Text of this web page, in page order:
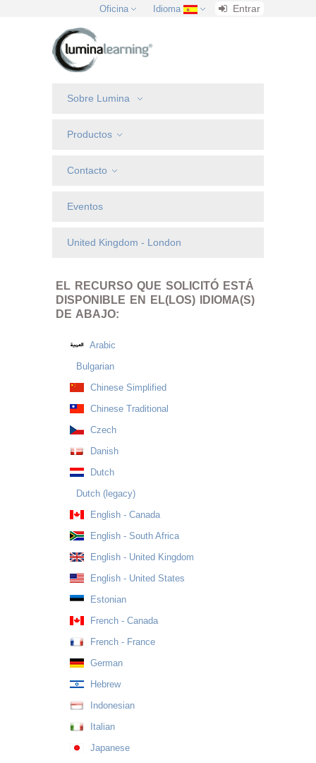
Oficina Idioma Entrar
Sobre Lumina
Productos
Contacto
Eventos
United Kingdom - London
EL RECURSO QUE SOLICITÓ ESTÁ
DISPONIBLE EN EL(LOS) IDIOMA(S)
DE ABAJO:
Arabic
Bulgarian
Chinese Simplified
Chinese Traditional
Czech
Danish
Dutch
Dutch (legacy)
English - Canada
English - South Africa
English - United Kingdom
English - United States
Estonian
French - Canada
French - France
German
Hebrew
Indonesian
Italian
Japanese